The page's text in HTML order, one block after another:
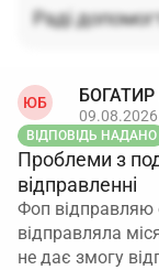
Раді
ЮБ
ВІДПОВІДЬ НАДАНО
Проблеми з
відправленні
Фоп відправляю
відправляла
не дає змогу